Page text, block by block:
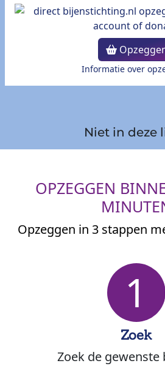
Informatie over
Niet in deze
OPZEGGEN
Opzeggen in 3 stappen
1
Zoek
Zoek de gewenste